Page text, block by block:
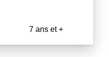
7 ans et +